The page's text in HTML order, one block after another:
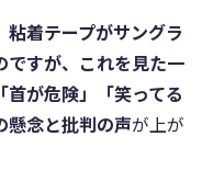
着テープがサングラ
ですが、これを見た一
が危険」「笑ってる
懸念と批判の声が上が